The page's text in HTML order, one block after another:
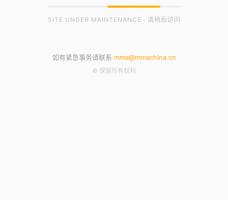
SITE UNDER MAINTENANCE · 请稍后访问
如有紧急事务请联系 mma@mmachina.cn
© 保留所有权利